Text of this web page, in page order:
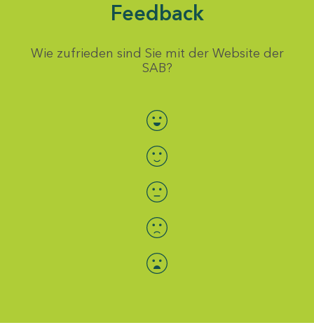
Feedback
Wie zufrieden sind Sie mit der Website der
SAB?
Bewertung auswählen